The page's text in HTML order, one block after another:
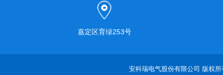
嘉定区育绿253号
安科瑞电气股份有限公司 版权